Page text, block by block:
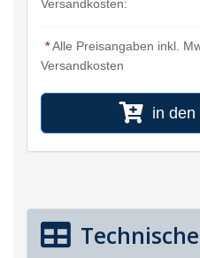
Versandkosten:
*Alle Preisangaben inkl.
Versandkosten
in den